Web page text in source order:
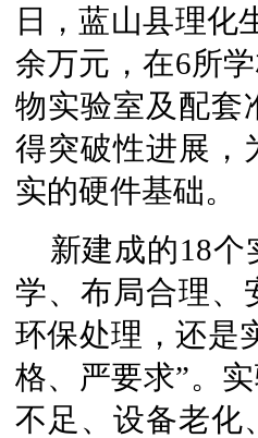
日，蓝山县理化
余万元，在6所
物实验室及配套
得突破性进展，
实的硬件基础。
新建成的18
学、布局合理、
环保处理，还是
格、严要求”。
不足、设备老化